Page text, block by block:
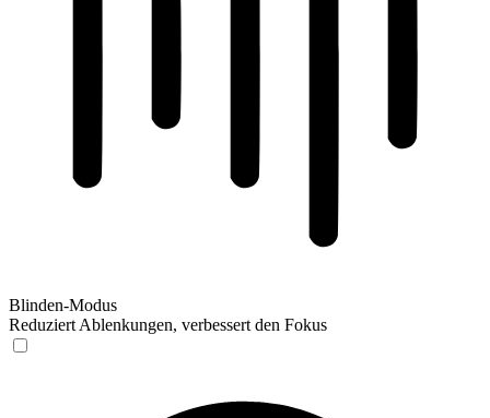
Blinden-Modus
Reduziert Ablenkungen, verbessert den Fokus